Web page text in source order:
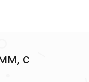
с